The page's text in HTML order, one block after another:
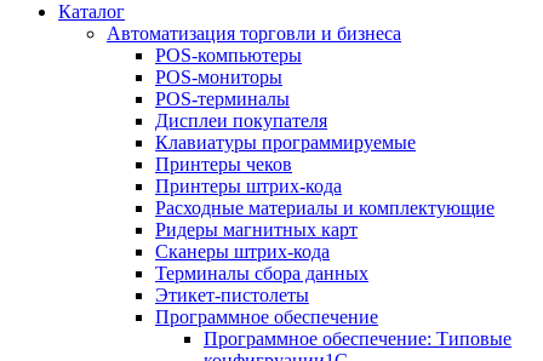
Каталог
Автоматизация торговли и бизнеса
POS-компьютеры
POS-мониторы
POS-терминалы
Дисплеи покупателя
Клавиатуры программируемые
Принтеры чеков
Принтеры штрих-кода
Расходные материалы и комплектующие
Ридеры магнитных карт
Сканеры штрих-кода
Терминалы сбора данных
Этикет-пистолеты
Программное обеспечение
Программное обеспечение: Типовые